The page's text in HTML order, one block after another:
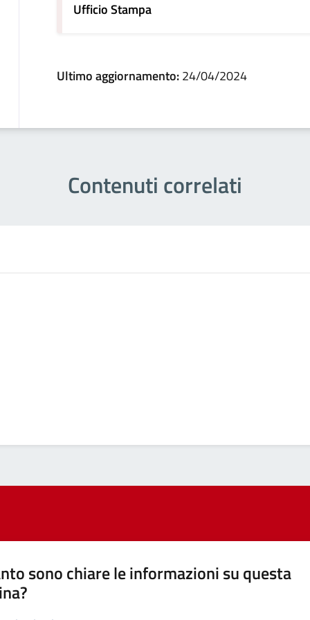
Ufficio Stampa
Ultimo aggiornamento:24/04/2024
Contenuti correlati
sono chiare le informazioni su questa